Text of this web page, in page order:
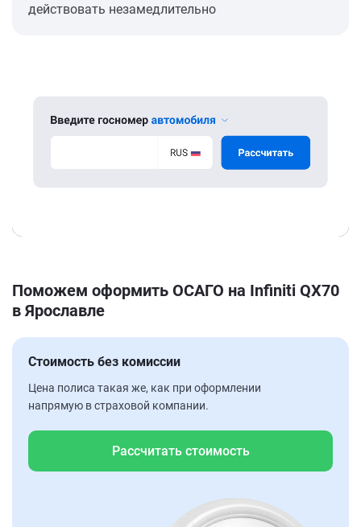
действовать незамедлительно
Поможем оформить ОСАГО на Infiniti QX70
в Ярославле
Стоимость без комиссии
Цена полиса такая же, как при оформлении
напрямую в страховой компании.
Рассчитать стоимость